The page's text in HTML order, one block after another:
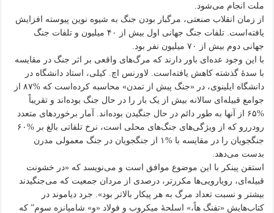
ملت انجام می‌شود.
از زمان انقلاب صنعتی، مرگبار بودن جنگ به شیوه نوین پیوسته افزایش
یافته‌است. تلفات جنگ جهانی اول بیش از ۴۰ میلیون و تلفات جنگ
جهانی دوم بیش از ۷۰ میلیون نفر بود.
با این وجود عده‌ای باور دارند که مرگ‌های واقعی بر اثر جنگ در مقایسه
با سدهٔ گذشته کاهش یافته‌است. لاورنس اچ. کیلی، استاد دانشگاه در
دانشگاه ایلینوی، در «جنگ پیش از تمدن» محاسبه کرده‌است که %۸۷ از
جوامع قبیله‌ای سالانه بیش از یک بار را در حال جنگ بوده‌اند و تقریباً
%۶۵ از آنها به طور دائم در حال جنگیدن بوده‌اند. آمار برخوردهای متعدد
رودررو که از ویژگی‌های جنگ‌های محلی است، نرخ تلفاتی بالغ بر %۶۰
جنگجویان را در مقایسه با %۱ از جنگجویان در جنگ معمولی مدرن
بدست می‌دهد.
استفن پینکر با این موضوع موافق است و می‌نویسد که «در خشونت
قبیله‌ای، رویارویی‌ها مکررتر، درصدی از مردان جمعیت که می‌جنگیدند
بیشتر و نسبت تعداد مرگ به هر پیکار بالاتر بود». جرد دیاموند در
کتاب‌هایش «تفنگ هاً،» اسلحهٔ میکروب و فولاد «و» شامپانزه سوم” که